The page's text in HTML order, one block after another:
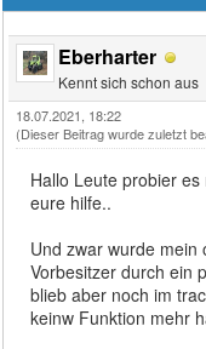
Eberharter
Kennt sich schon aus
18.07.2021, 18:22
(Dieser Beitrag wurde zuletzt
Hallo Leute probier
eure hilfe..
Und zwar wurde mein
Vorbesitzer durch ein
blieb aber noch im
keinw Funktion mehr